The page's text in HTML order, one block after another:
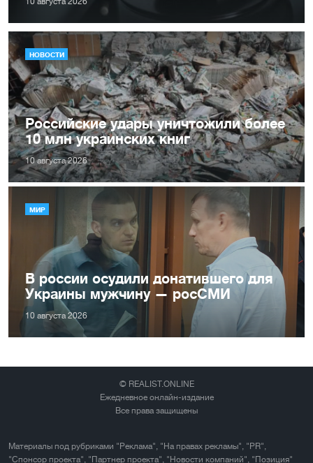
НОВОСТИ
Российские удары уничтожили более
10 млн украинских книг
10 августа 2026
МИР
В россии осудили донатившего для
Украины мужчину — росСМИ
10 августа 2026
© REALIST.ONLINE
Ежедневное онлайн-издание
Все права защищены
Материалы под рубриками "Реклама", "На правах рекламы", "PR",
"Спонсор проекта", "Партнер проекта", "Новости компаний", "Позиция"